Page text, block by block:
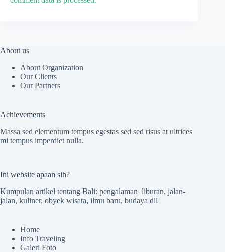
About us
About Organization
Our Clients
Our Partners
Achievements
Massa sed elementum tempus egestas sed sed risus at ultrices
mi tempus imperdiet nulla.
Ini website apaan sih?
Kumpulan artikel tentang Bali: pengalaman liburan, jalan-
jalan, kuliner, obyek wisata, ilmu baru, budaya dll
Home
Info Traveling
Galeri Foto